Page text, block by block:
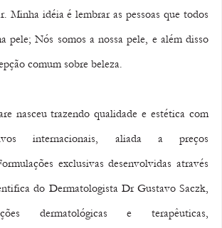
Minha idéia é lembrar as pessoas que todos
pele; Nós somos a nossa pele, e além disso
comum sobre beleza.
internacionais, aliada a preços
exclusivas desenvolvidas através
do Dermatologista Dr Gustavo Saczk,
dermatológicas e terapêuticas,